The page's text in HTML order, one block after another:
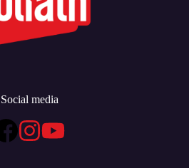
Social media